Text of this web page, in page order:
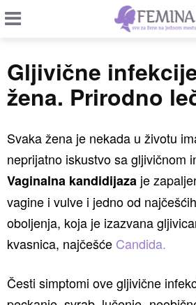
Gljivične
žena. Prirodno
Svaka žena je nekada u životu
neprijatno iskustvo sa gljivičnom
Vaginalna kandidijaza je
vagine i vulve i jedno od
oboljenja, koja je izazvana
kvasnica, najčešće Candida.
Česti simptomi ove gljivične